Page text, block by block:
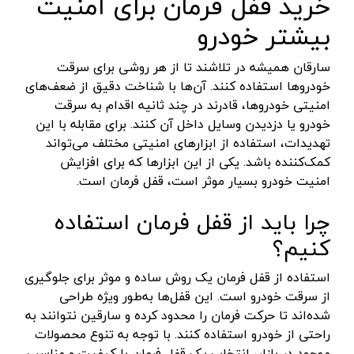
سنباده شارژی
بلوور شارژی
سنباده شارژی
کارواش شارژی
شمشادزن شارژی
دستگاه چسب
اکسپندر
میکسر شارژی
فن
حدیده زن شارژی
کیت ابزار شارژی
ماساژور شارژی
نکستول - NEXTOOL
اچ تی سی - HTC
وینکس - Winex
ازبست - EZBEST
لان تاپ - LAUNTOP
بلک مکس - Black Max
سیلور - Silver
کستل - Castel
اینتیمکس - INTIMAX
کلاسیک - Classic
آلپینوکس - ALPINOX
استابیلا - STABILA
آبی روشن
نقره ای-قرمز-مشکی
مشکی-قرمز
سرمه ای - مشکی
زرد - سفید
سفید - مشکی - قرمز
نارنجی - مشکی
سفید
قرمز- مشکی-نقره‌ای
سفید - نقره‌ای
زرد - نقره‌ای
قهوه‌ای - نقره‌ای
بیشتر خودرو
سارقان همیشه در تلاشند تا از هر روشی برای سرقت
خودروها استفاده کنند. آن‌ها با شناخت دقیق از ضعف‌های
امنیتی خودروها، قادرند در چند ثانیه اقدام به سرقت
خودرو یا دزدیدن وسایل داخل آن کنند. برای مقابله با این
تهدیدات، استفاده از ابزارهای امنیتی مختلف می‌تواند
کمک‌کننده باشد. یکی از این ابزارها که برای افزایش
امنیت خودرو بسیار موثر است، قفل فرمان است.
چرا باید از قفل فرمان استفاده
کنیم؟
استفاده از قفل فرمان یک روش ساده و موثر برای جلوگیری
از سرقت خودرو است. این قفل‌ها به‌طور ویژه طراحی
شده‌اند تا حرکت فرمان را محدود کرده و سارقین نتوانند به
راحتی از خودرو استفاده کنند. با توجه به تنوع محصولات